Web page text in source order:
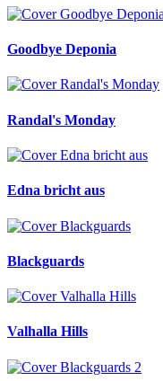
Goodbye Deponia
Randal's Monday
Edna bricht aus
Blackguards
Valhalla Hills